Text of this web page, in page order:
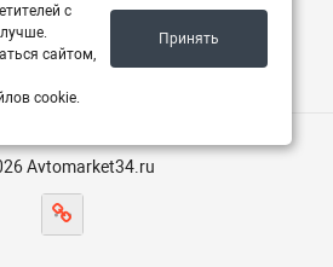
Avtomarket34.ru
с
сайтом,
cookie.
Принять